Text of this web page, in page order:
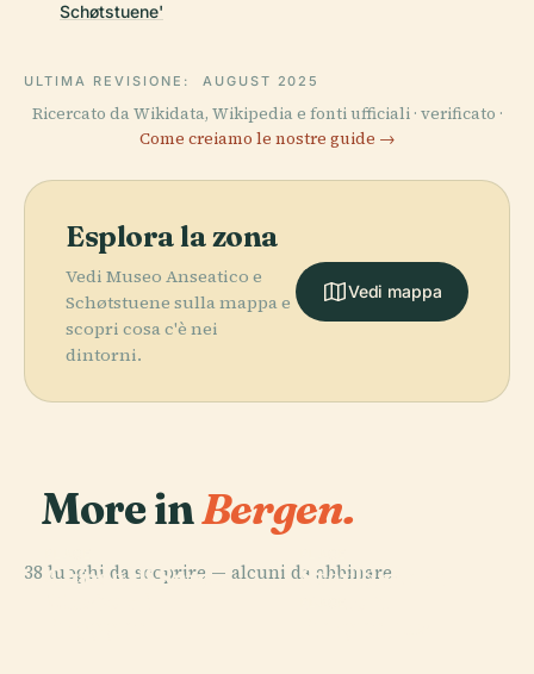
Schøtstuene'
ULTIMA REVISIONE: AUGUST 2025
Ricercato da Wikidata, Wikipedia e fonti ufficiali · verificato ·
Come creiamo le nostre guide →
Esplora la zona
Vedi Museo Anseatico e
Schøtstuene sulla mappa e
scopri cosa c'è nei
dintorni.
Vedi mappa
More inBergen.
38 luoghi da scoprire — alcuni da abbinare.
Chiesa di Santa
Stavkirke di
PLACE